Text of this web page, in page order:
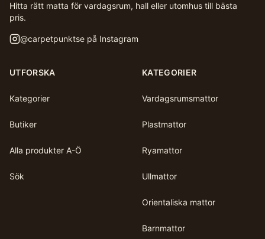
Hitta rätt matta för vardagsrum, hall eller utomhus till bästa
pris.
@carpetpunktse på Instagram
UTFORSKA
Kategorier
Butiker
Alla produkter A-Ö
Sök
KATEGORIER
Vardagsrumsmattor
Plastmattor
Ryamattor
Ullmattor
Orientaliska mattor
Barnmattor